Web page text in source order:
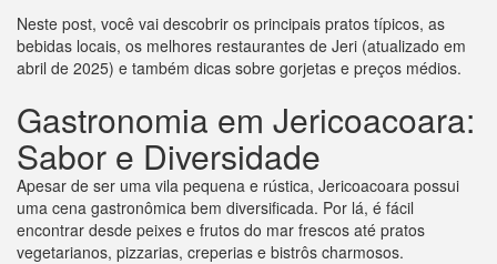
Neste post, você vai descobrir os principais pratos típicos, as
bebidas locais, os melhores restaurantes de Jeri (atualizado em
abril de 2025) e também dicas sobre gorjetas e preços médios.
Gastronomia em Jericoacoara:
Sabor e Diversidade
Apesar de ser uma vila pequena e rústica, Jericoacoara possui
uma cena gastronômica bem diversificada. Por lá, é fácil
encontrar desde peixes e frutos do mar frescos até pratos
vegetarianos, pizzarias, creperias e bistrôs charmosos.